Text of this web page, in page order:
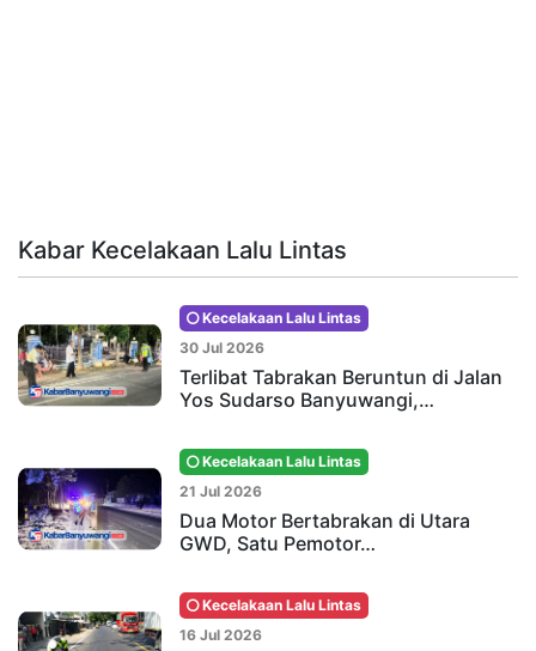
Kabar Kecelakaan Lalu Lintas
Kecelakaan Lalu Lintas
30 Jul 2026
Terlibat Tabrakan Beruntun di Jalan
Yos Sudarso Banyuwangi,…
Kecelakaan Lalu Lintas
21 Jul 2026
Dua Motor Bertabrakan di Utara
GWD, Satu Pemotor…
Kecelakaan Lalu Lintas
16 Jul 2026